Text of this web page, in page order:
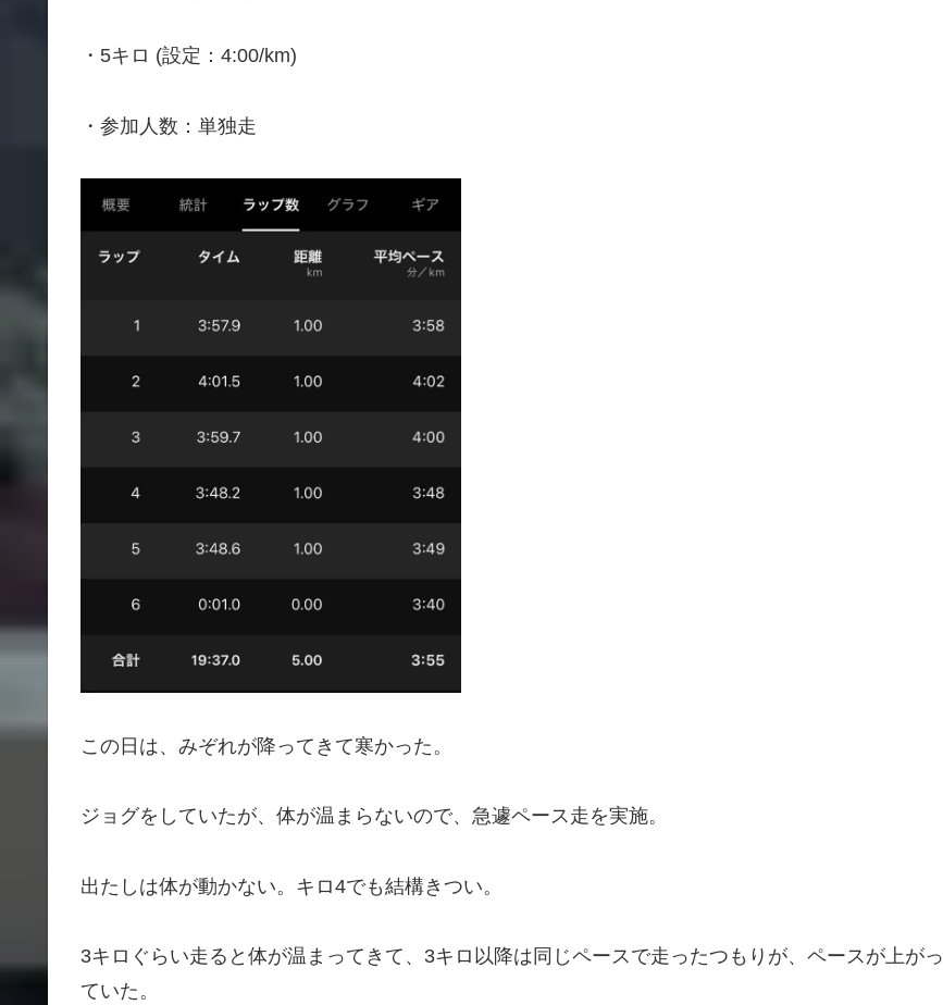
・5キロ (設定：4:00/km)
・参加人数：単独走
この日は、みぞれが降ってきて寒かった。
ジョグをしていたが、体が温まらないので、急遽ペース走を実施。
出たしは体が動かない。キロ4でも結構きつい。
3キロぐらい走ると体が温まってきて、3キロ以降は同じペースで走ったつもりが、ペースが上がっ
ていた。